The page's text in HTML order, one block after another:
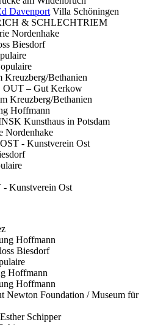
Davenport Villa Schöningen
& SCHLECHTRIEM
Nordenhake
Biesdorf
Kreuzberg/Bethanien
OUT – Gut Kerkow
Kreuzberg/Bethanien
Hoffmann
Kunsthaus in Potsdam
Nordenhake
- Kunstverein Ost
Kunstverein Ost
Hoffmann
Biesdorf
Hoffmann
Hoffmann
Newton Foundation / Museum für
Esther Schipper